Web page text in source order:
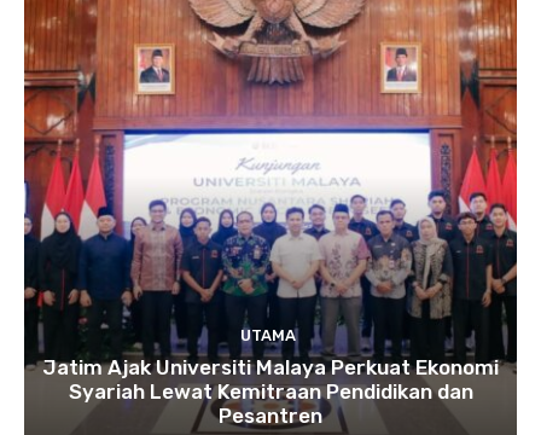
UTAMA
Jatim Ajak Universiti Malaya Perkuat Ekonomi
Syariah Lewat Kemitraan Pendidikan dan
Pesantren